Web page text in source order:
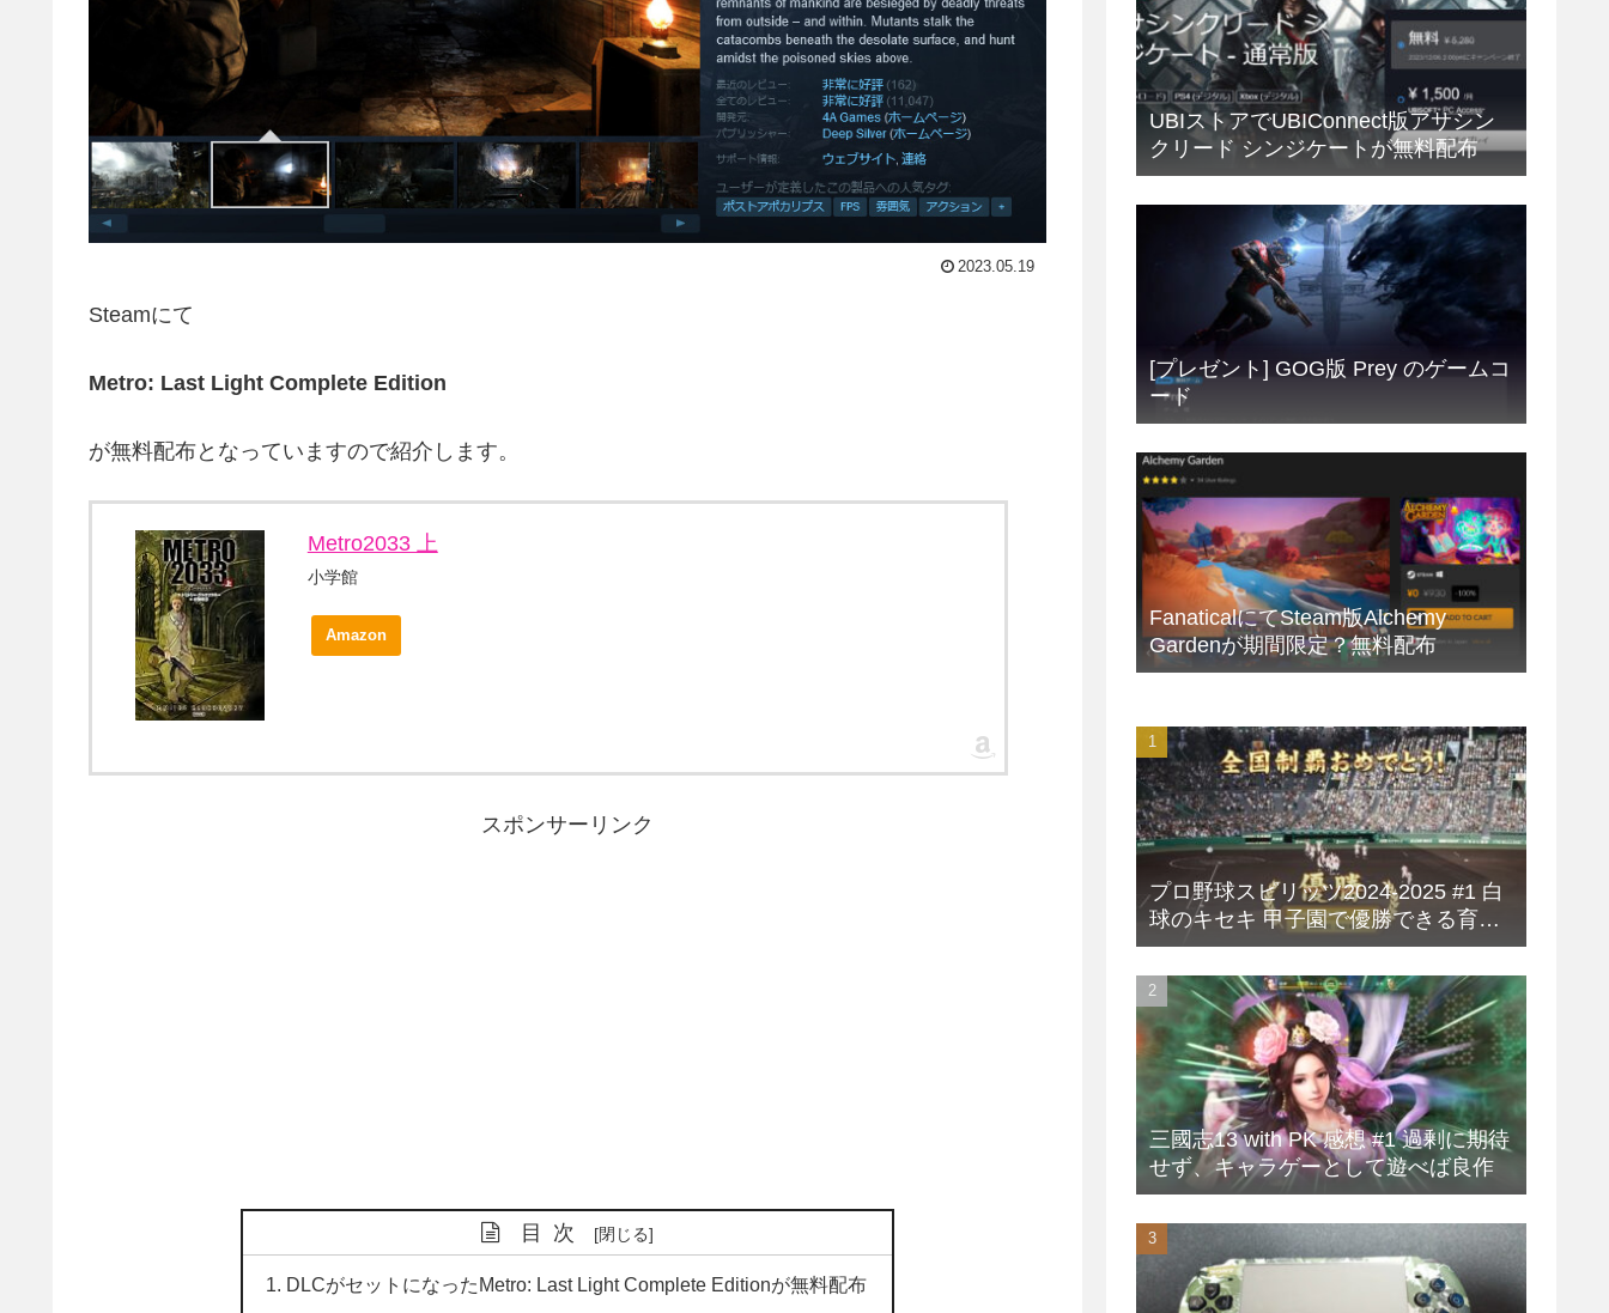
2023.05.19
Steamにて
Metro: Last Light Complete Edition
が無料配布となっていますので紹介します。
Metro2033 上
小学館
Amazon
スポンサーリンク
目次
DLCがセットになったMetro: Last Light Complete Editionが無料配布
UBIストアでUBIConnect版アサシン
クリード シンジケートが無料配布
[プレゼント] GOG版 Prey のゲームコ
ード
FanaticalにてSteam版Alchemy
Gardenが期間限定？無料配布
プロ野球スピリッツ2024-2025 #1 白
球のキセキ 甲子園で優勝できる育成
方法
三國志13 with PK 感想 #1 過剰に期待
せず、キャラゲーとして遊べば良作